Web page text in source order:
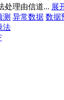
处理由信道... 展
测 异常数据 数据
法